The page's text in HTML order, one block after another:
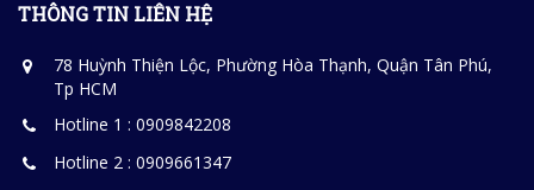
THÔNG TIN LIÊN HỆ
78 Huỳnh Thiện Lộc, Phường Hòa Thạnh, Quận Tân Phú,
Tp HCM
Hotline 1 : 0909842208
Hotline 2 : 0909661347